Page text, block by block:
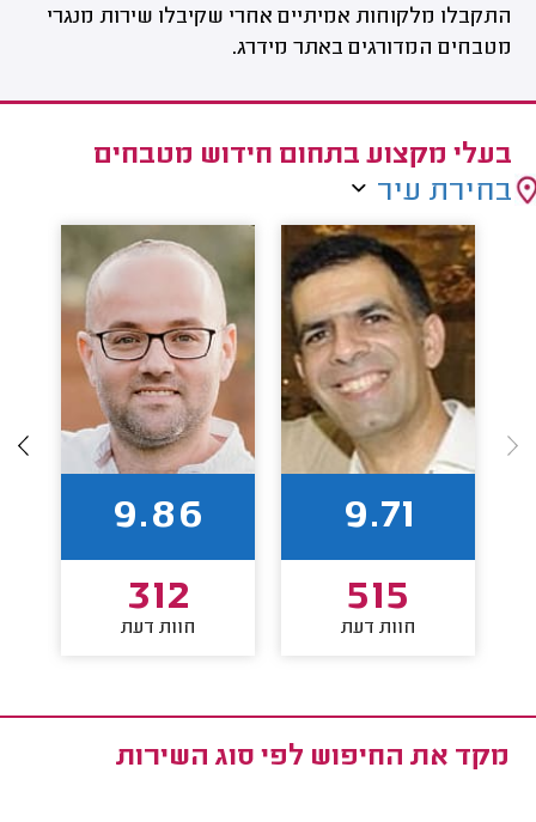
התקבלו מלקוחות אמיתיים אחרי שקיבלו שירות מנגרי
מטבחים המדורגים באתר מידרג.
בעלי מקצוע בתחום חידוש מטבחים
בחירת עיר
9.71
515
חוות דעת
9.86
312
חוות דעת
מקד את החיפוש לפי סוג השירות